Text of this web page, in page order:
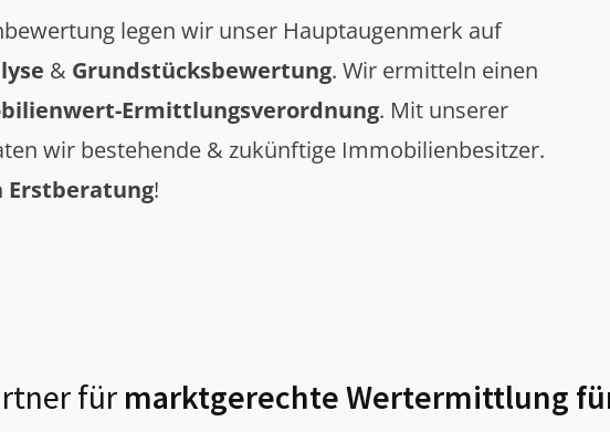
legen wir unser Hauptaugenmerk auf
& Grundstücksbewertung. Wir ermitteln einen
Ermittlungsverordnung. Mit unserer
wir bestehende & zukünftige Immobilienbesitzer.
Erstberatung!
für marktgerechte Wertermittlung